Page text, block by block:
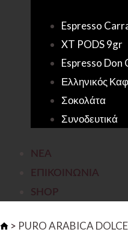
Espresso
XT PODS 9gr
Espresso Don
Ελληνικός
Σοκολάτα
Συνοδευτικά
ΝΕΑ
ΕΠΙΚΟΙΝΩΝΙΑ
SHOP
> PURO ARABICA